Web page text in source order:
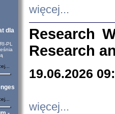
dla
PL
więcej...
Research
Research
19.06.2026
więcej...